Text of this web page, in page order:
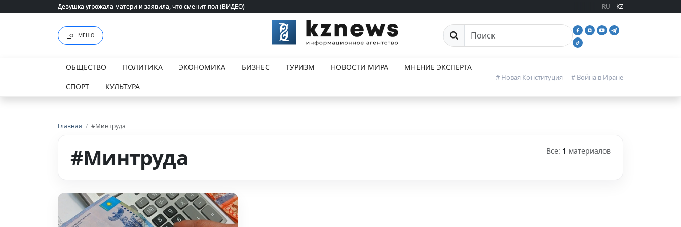
Девушка угрожала матери и заявила, что сменит пол (ВИДЕО)
Девушка угрожала матери и заявила, что сменит пол (ВИДЕО) RU KZ
МЕНЮ Поиск
ОБЩЕСТВО ПОЛИТИКА ЭКОНОМИКА БИЗНЕС ТУРИЗМ НОВОСТИ МИРА
МНЕНИЕ ЭКСПЕРТА
СПОРТ
КУЛЬТУРА
# Новая Конституция # Война в Иране
Главная / #Минтруда
#Минтруда Все: 1 материалов